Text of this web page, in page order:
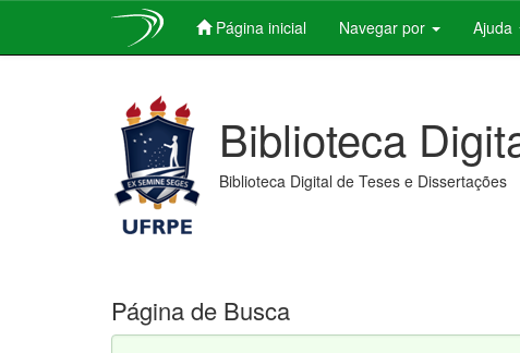
Página inicial Navegar por Ajuda
Biblioteca
Biblioteca Digital de Teses e Dissertações
Página de Busca